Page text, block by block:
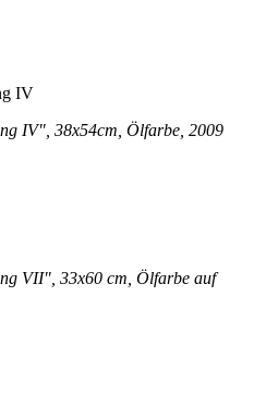
IV", 38x54cm, Ölfarbe, 2009
VII", 33x60 cm, Ölfarbe auf